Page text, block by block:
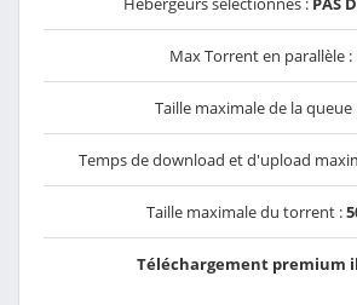
Max Torrent en parallèle :
Taille maximale de la queue
Temps de download et d'upload
Taille maximale du torrent :
Téléchargement premium